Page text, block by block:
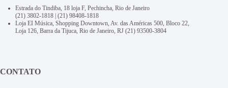
Estrada do Tindiba, 18 loja F, Pechincha, Rio de Janeiro
(21) 3802-1818 (21) 98408-1818
Loja EI Música, Shopping Downtown, Av. das Américas 500, Bloco 22,
Loja 126, Barra da Tijuca, Rio de Janeiro, RJ (21) 93500-3804
CONTATO